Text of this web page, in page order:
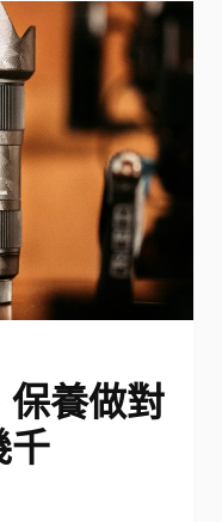
養做對
千